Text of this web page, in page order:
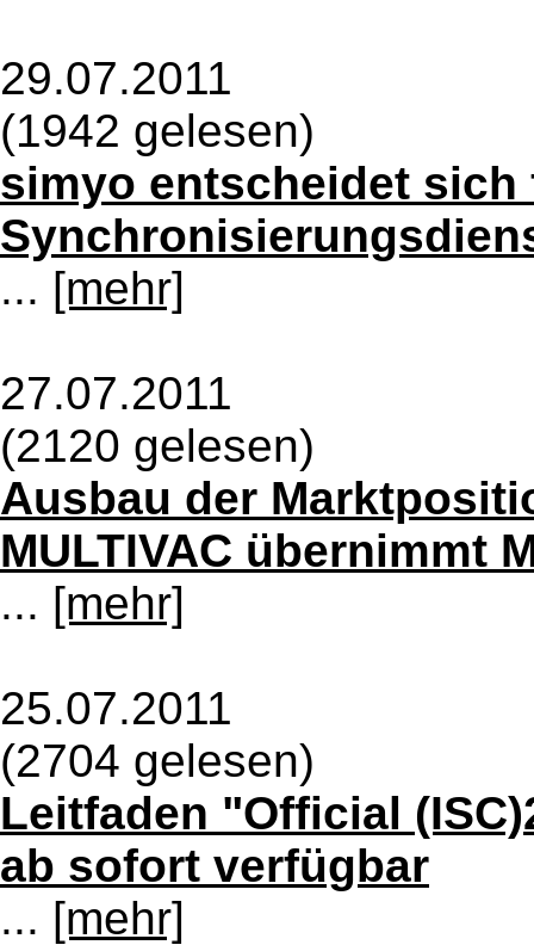
29.07.2011
(1942 gelesen)
simyo entscheidet sich
... [mehr]
27.07.2011
(2120 gelesen)
Ausbau der
MULTIVAC übernimmt
... [mehr]
25.07.2011
(2704 gelesen)
Leitfaden "Official
ab sofort verfügbar
... [mehr]